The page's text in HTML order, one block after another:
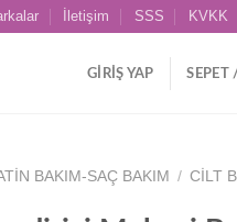
İletişim SSS KVKK
GIRIŞ YAP SEPET /
BAKIM-SAÇ BAKIM / CILT